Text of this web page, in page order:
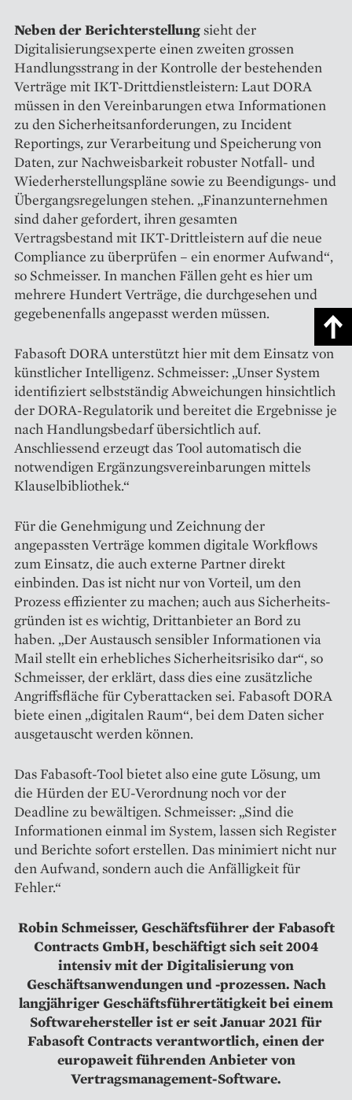
Neben der Berichterstellungsieht der
Digitalisierungsexperte einen zweiten grossen
Handlungsstrang in der Kontrolle der bestehenden
Verträge mit IKT-Drittdienstleistern: Laut DORA
müssen in den Vereinbarungen etwa Informationen
zu den Sicherheitsanforderungen, zu Incident
Reportings, zur Verarbeitung und Speicherung von
Daten, zur Nachweisbarkeit robuster Notfall- und
Wiederherstellungspläne sowie zu Beendigungs- und
Übergangs­regelungen stehen. „Finanzunternehmen
sind daher gefordert, ihren gesamten
Vertragsbestand mit IKT-Drittleistern auf die neue
Compliance zu überprüfen – ein enormer Aufwand“,
so Schmeisser. In manchen Fällen geht es hier um
mehrere Hundert Verträge, die durchgesehen und
gegebenenfalls angepasst werden müssen.
Fabasoft DORA unterstützt hier mit dem Einsatz von
künstlicher ­Intelligenz. Schmeisser: „Unser ­System
identifiziert selbstständig Abweichungen hinsichtlich
der DORA-Regulatorik und bereitet die Ergebnisse je
nach Handlungsbedarf übersichtlich auf.
Anschliessend erzeugt das Tool automatisch die
notwendigen Ergänzungsvereinbarungen mittels
Klauselbibliothek.“
Für die Genehmigung und Zeichnung der
angepassten Verträge kommen digitale Workflows
zum Einsatz, die auch externe Partner direkt
einbinden. Das ist nicht nur von Vorteil, um den
Prozess effizienter zu machen; auch aus Sicherheits­
gründen ist es wichtig, Drittanbieter an Bord zu
haben. „Der Austausch sensibler Informationen via
Mail stellt ein erhebliches Sicherheitsrisiko dar“, so
Schmeisser, der erklärt, dass dies eine zusätzliche
Angriffsfläche für Cyberattacken sei. Fabasoft DORA
biete einen „digitalen Raum“, bei dem Daten sicher
ausgetauscht werden können.
Das Fabasoft-Tool bietet also eine gute Lösung, um
die Hürden der EU-Verordnung noch vor der
Deadline zu bewältigen. Schmeisser: „Sind die
Informationen einmal im System, lassen sich Register
und Berichte sofort erstellen. Das minimiert nicht nur
den Aufwand, sondern auch die Anfälligkeit für
Fehler.“
Robin Schmeisser, Geschäftsführer der Fabasoft
Contracts GmbH, beschäftigt sich seit 2004
intensiv mit der Digitalisierung von
Geschäftsanwendungen und -prozessen. Nach
langjähriger Geschäftsführertätigkeit bei einem
Softwarehersteller ist er seit Januar 2021 für
Fabasoft Contracts verantwortlich, einen der
europaweit führenden Anbieter von
Vertragsmanagement-Software.